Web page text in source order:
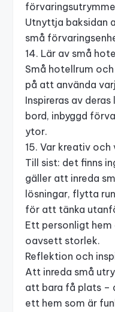
Utnyttja baksidan
små
14. Lär av små
Små hotellrum
på att använda
Inspireras av
bord, inbyggd
ytor.
15. Var kreativ
Till sist: det finns
gäller att inreda
lösningar, flytta
för att tänka
Ett personligt
oavsett storlek.
Reflektion och
Att inreda små
att bara få plats –
ett hem som är